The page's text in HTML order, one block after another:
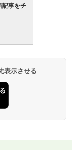
記事をチ
表示させる